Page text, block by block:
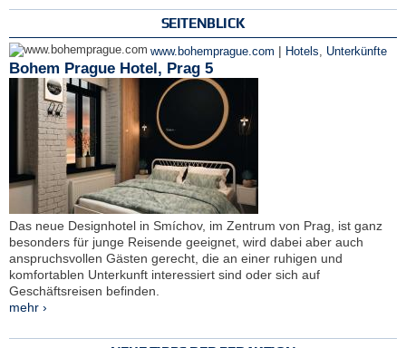
SEITENBLICK
www.bohemprague.com | Hotels Unterkünfte
Bohem Prague Hotel, Prag 5
Das neue Designhotel in Smíchov, im Zentrum von Prag, ist ganz
besonders für junge Reisende geeignet, wird dabei aber auch
anspruchsvollen Gästen gerecht, die an einer ruhigen und
komfortablen Unterkunft interessiert sind oder sich auf
Geschäftsreisen befinden.
mehr ›